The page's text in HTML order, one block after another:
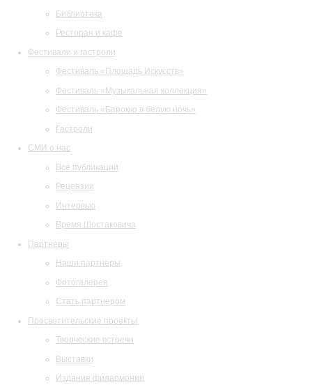
Библиотека
Ресторан и кафе
Фестивали и гастроли
Фестиваль «Площадь Искусств»
Фестиваль «Музыкальная коллекция»
Фестиваль «Барокко в белую ночь»
Гастроли
СМИ о нас
Все публикации
Рецензии
Интервью
Время Шостаковича
Партнеры
Наши партнеры
Фотогалерея
Стать партнером
Просветительские проекты
Творческие встречи
Выставки
Издания филармонии